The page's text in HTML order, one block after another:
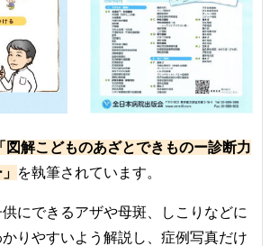
「図解こどものあざとできものー診断力
を執筆されています。
にできるアザや母斑、しこりなどに
りやすいよう解説し、症例写真だけ